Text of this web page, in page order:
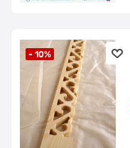
- 10%